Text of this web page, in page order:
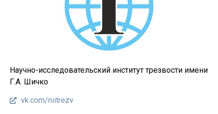
Научно-исследовательский институт трезвости имени
Г.А. Шичко
vk.com/niitrezv